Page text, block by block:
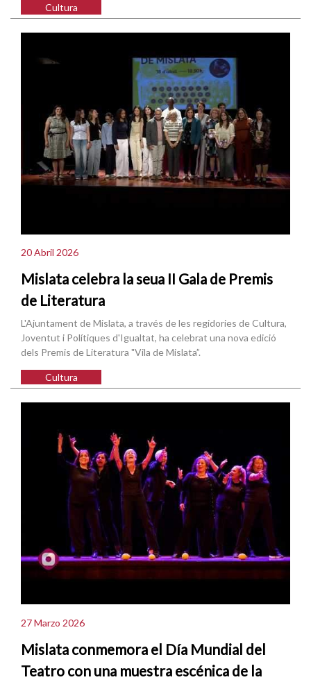
Cultura
20 Abril 2026
Mislata celebra la seua II Gala de Premis
de Literatura
L'Ajuntament de Mislata, a través de les regidories de Cultura,
Joventut i Polítiques d'Igualtat, ha celebrat una nova edició
dels Premis de Literatura "Vila de Mislata”.
Cultura
27 Marzo 2026
Mislata conmemora el Día Mundial del
Teatro con una muestra escénica de la